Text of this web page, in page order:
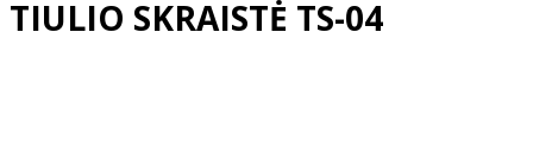
TIULIO SKRAISTĖ TS-04